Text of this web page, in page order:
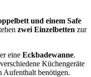
und einem Safe
zwei Einzelbetten zur
eine Eckbadewanne.
Küchengeräte
Aufenthalt benötigen.